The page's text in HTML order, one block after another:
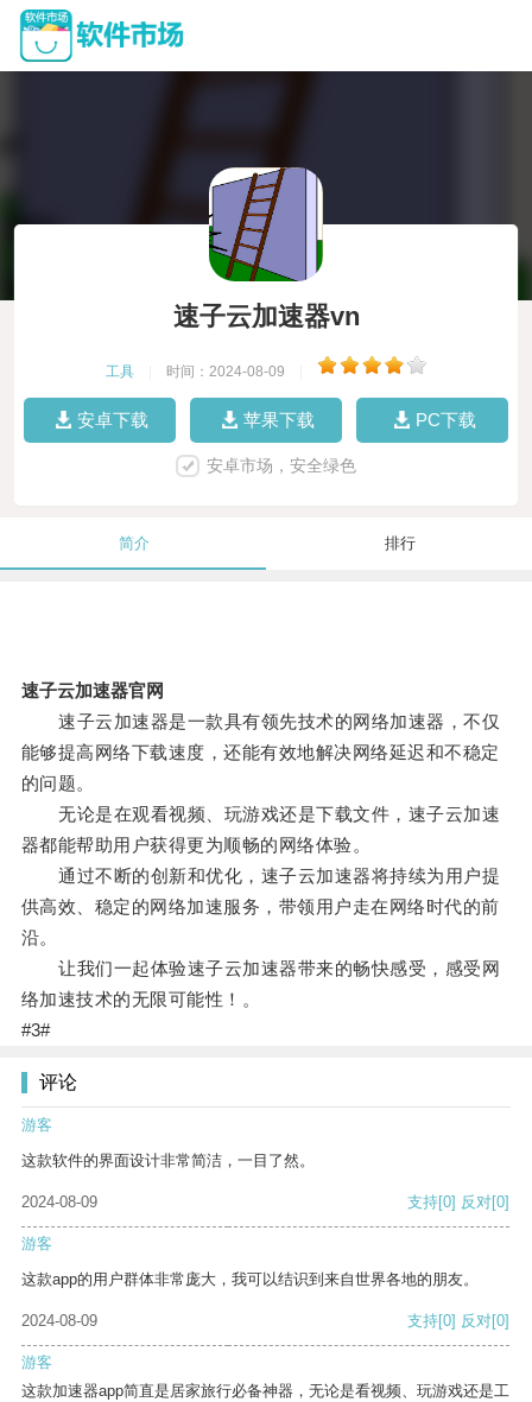
速子云加速器vn
工具 时间：2024-08-09
安卓下载 苹果下载 PC下载
安卓市场，安全绿色
简介 排行
速子云加速器官网
速子云加速器是一款具有领先技术的网络加速器，不仅
能够提高网络下载速度，还能有效地解决网络延迟和不稳定
的问题。
无论是在观看视频、玩游戏还是下载文件，速子云加速
器都能帮助用户获得更为顺畅的网络体验。
通过不断的创新和优化，速子云加速器将持续为用户提
供高效、稳定的网络加速服务，带领用户走在网络时代的前
沿。
让我们一起体验速子云加速器带来的畅快感受，感受网
络加速技术的无限可能性！。
#3#
评论
游客
这款软件的界面设计非常简洁，一目了然。
2024-08-09 支持[0] 反对[0]
游客
这款app的用户群体非常庞大，我可以结识到来自世界各地的朋友。
2024-08-09 支持[0] 反对[0]
游客
这款加速器app简直是居家旅行必备神器，无论是看视频、玩游戏还是工